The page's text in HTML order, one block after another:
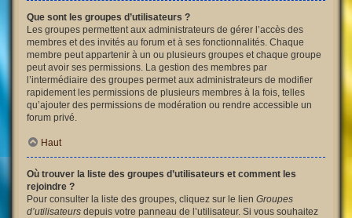
Que sont les groupes d’utilisateurs ?
Les groupes permettent aux administrateurs de gérer l’accès des
membres et des invités au forum et à ses fonctionnalités. Chaque
membre peut appartenir à un ou plusieurs groupes et chaque groupe
peut avoir ses permissions. La gestion des membres par
l’intermédiaire des groupes permet aux administrateurs de modifier
rapidement les permissions de plusieurs membres à la fois, telles
qu’ajouter des permissions de modération ou rendre accessible un
forum privé.
Haut
Où trouver la liste des groupes d’utilisateurs et comment les
rejoindre ?
Pour consulter la liste des groupes, cliquez sur le lien Groupes
d’utilisateurs depuis votre panneau de l’utilisateur. Si vous souhaitez